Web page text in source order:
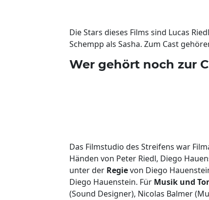
Die Stars dieses Films sind Lucas
Schempp als Sasha. Zum Cast
Wer gehört noch zur
Das Filmstudio des Streifens war
Händen von Peter Riedl, Diego
unter der Regievon Diego
Diego Hauenstein. Für Musik und
(Sound Designer), Nicolas Balmer